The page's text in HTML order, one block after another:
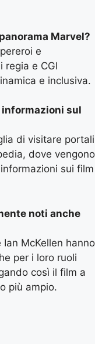
Marvel?
e
regia e CGI
e inclusiva.
sul
di visitare portali
dove vengono
sui film
noti anche
McKellen hanno
per i loro ruoli
così il film a
più ampio.